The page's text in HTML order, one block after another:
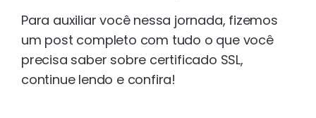
Para auxiliar você nessa jornada, fizemos
um post completo com tudo o que você
precisa saber sobre certificado SSL,
continue lendo e confira!